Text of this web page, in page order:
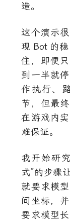
造。
这个演示
现 Bot 的
住，即便
到一半就
作执行、
节，但最
在游戏内
难保证。
我开始研
式”的步骤
就要求模
间坐标，
要求模型